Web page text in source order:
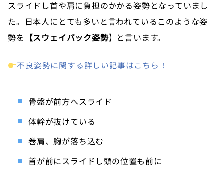
スライドし首や肩に負担のかかる姿勢となっていまし
た。日本人にとても多いと言われているこのような姿
勢を 【スウェイバック姿勢】 と言います。
不良姿勢に関する詳しい記事はこちら！
骨盤が前方へスライド
体幹が抜けている
巻肩、胸が落ち込む
首が前にスライドし頭の位置も前に